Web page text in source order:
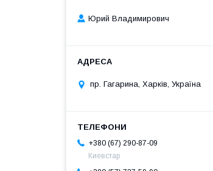
Юрий Владимирович
пр. Гагарина, Харків, Україна
+380 (67) 290-87-09
Киевстар